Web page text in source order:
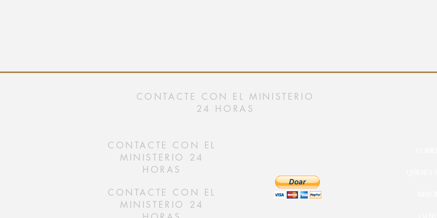
CONTACTE CON EL MINISTERIO
24 HORAS
CONTACTE CON EL
MINISTERIO 24
HORAS
CONTACTE CON EL
MINISTERIO 24